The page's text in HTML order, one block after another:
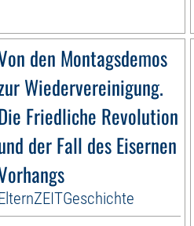
den Montagsdemos
Wiedervereinigung.
Friedliche Revolution
der Fall des Eisernen